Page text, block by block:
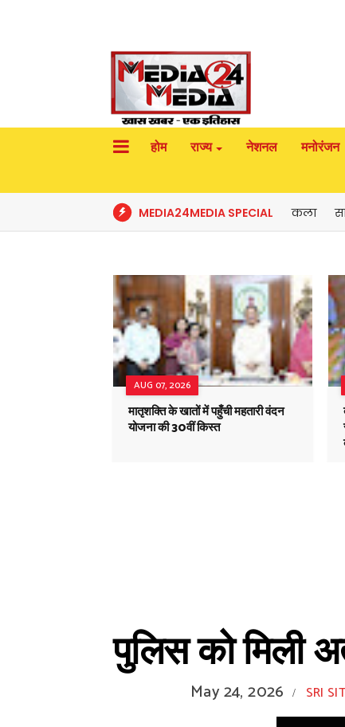
होम राज्य नेशनल मनोरंजन
MEDIA24MEDIA SPECIAL कला
AUG 07, 2026
मातृशक्ति के खातों में पहुँची महतारी वंदन
योजना की 30वीं किस्त
पुलिस को मिली
May 24, 2026 / SRI